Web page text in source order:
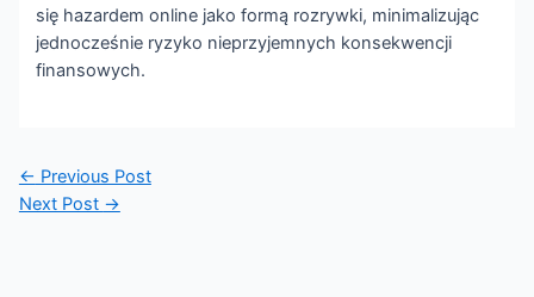
się hazardem online jako formą rozrywki, minimalizując
jednocześnie ryzyko nieprzyjemnych konsekwencji
finansowych.
Post
navigation
← Previous Post
Next Post →